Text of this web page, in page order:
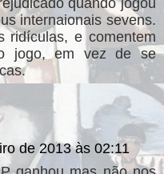
quando jogou
internaionais sevens.
ridículas, e comentem
jogo, em vez de se
de 2013 às 02:11